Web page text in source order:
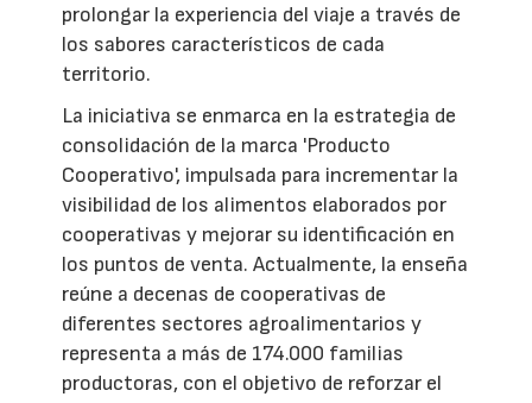
prolongar la experiencia del viaje a través de
los sabores característicos de cada
territorio.
La iniciativa se enmarca en la estrategia de
consolidación de la marca 'Producto
Cooperativo', impulsada para incrementar la
visibilidad de los alimentos elaborados por
cooperativas y mejorar su identificación en
los puntos de venta. Actualmente, la enseña
reúne a decenas de cooperativas de
diferentes sectores agroalimentarios y
representa a más de 174.000 familias
productoras, con el objetivo de reforzar el